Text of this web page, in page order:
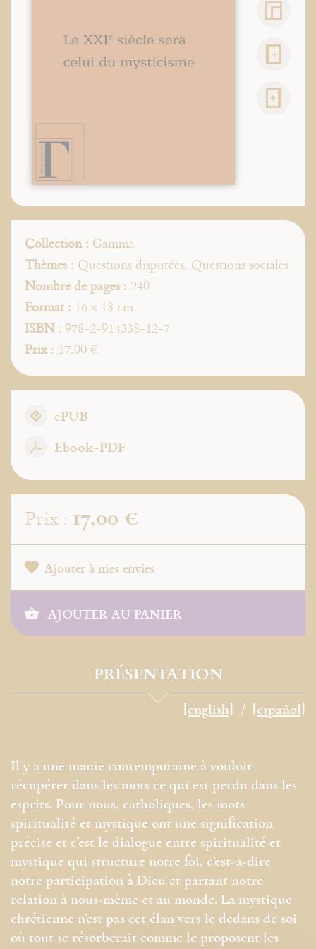
Collection : Gamma
Thèmes : Questions disputées, Questions sociales
Nombre de pages : 240
Format : 16 x 18 cm
ISBN: 978-2-914338-12-7
Prix: 17,00 €
ePUB
Ebook-PDF
Prix : 17,00 €
Ajouter à mes envies
AJOUTER AU PANIER
PRÉSENTATION
[english] [español]
Il y a une manie contemporaine à vouloir
récupérer dans les mots ce qui est perdu dans les
esprits. Pour nous, catholiques, les mots
spiritualité et mystique ont une signification
précise et c’est le dialogue entre spiritualité et
mystique qui structure notre foi, c’est-à-dire
notre participation à Dieu et partant notre
relation à nous-même et au monde. La mystique
chrétienne n’est pas cet élan vers le dedans de soi
où tout se résorberait comme le proposent les